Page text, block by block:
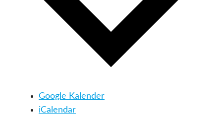
Google Kalender
iCalendar